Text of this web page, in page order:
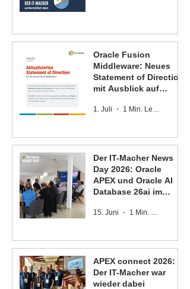
Oracle Fusion
Middleware: Neues
Statement of Direction
mit Ausblick auf
Oracle Reports
1. Juli 1 Min. Lesezeit
Der IT-Macher News
Day 2026: Oracle
APEX und Oracle AI
Database 26ai im
15. Juni 1 Min. Lesezeit
APEX connect 2026:
Der IT-Macher war
wieder dabei